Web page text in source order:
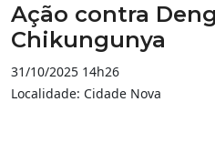
Ação contra
Chikungunya
31/10/2025 14h26
Localidade: Cidade Nova